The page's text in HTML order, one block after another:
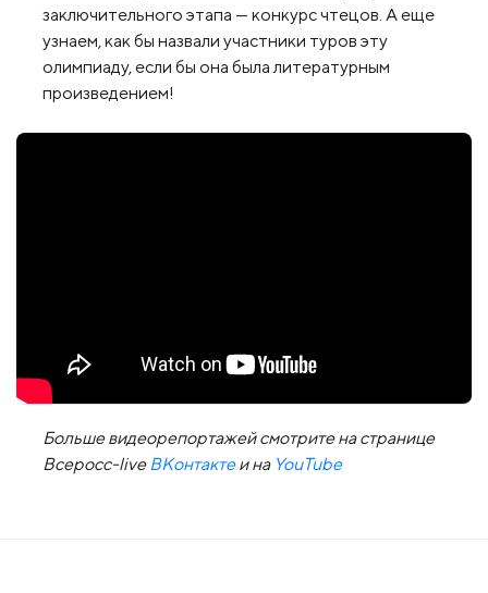
заключительного этапа — конкурс чтецов. А еще
узнаем, как бы назвали участники туров эту
олимпиаду, если бы она была литературным
произведением!
Больше видеорепортажей смотрите на странице
Всеросс-liveВКонтактеи на YouTube